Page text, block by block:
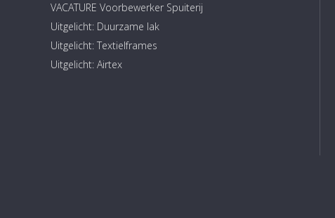
VACATURE Voorbewerker Spuiterij
Uitgelicht: Duurzame lak
Uitgelicht: Textielframes
Uitgelicht: Airtex